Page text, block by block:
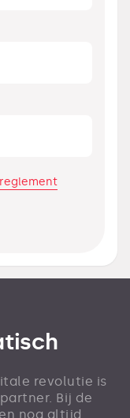
revolutie is
Bij de
nog altijd